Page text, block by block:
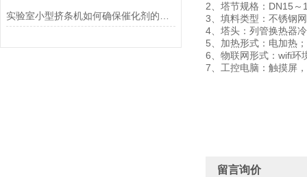
2、塔节规格：DN15
3、填料类型：不锈钢
4、塔头：列管换热器
5、加热形式：电加热；
6、物联网形式：wifi环
7、工控电脑：触摸屏
留言询价